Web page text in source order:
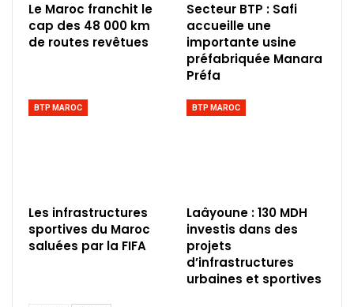
Le Maroc franchit le
cap des 48 000 km
de routes revêtues
Secteur BTP : Safi
accueille une
importante usine
préfabriquée Manara
Préfa
BTP MAROC
Les infrastructures
sportives du Maroc
saluées par la FIFA
BTP MAROC
Laâyoune : 130 MDH
investis dans des
projets
d’infrastructures
urbaines et sportives